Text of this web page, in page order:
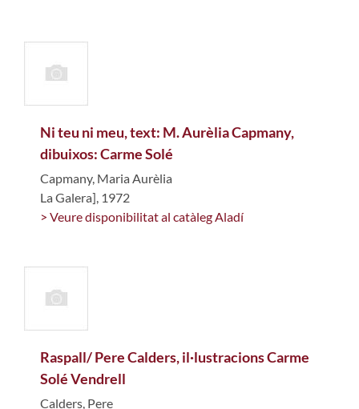
Ni teu ni meu, text: M. Aurèlia Capmany,
dibuixos: Carme Solé
Capmany, Maria Aurèlia
La Galera], 1972
> Veure disponibilitat al catàleg Aladí
Raspall/ Pere Calders, il·lustracions Carme
Solé Vendrell
Calders, Pere